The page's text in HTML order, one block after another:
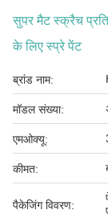
सुपर मैट स्क्रैच
के लिए स्प्रे पेंट
ब्रांड नाम:
मॉडल संख्या:
एमओक्यू:
कीमत:
पैकेजिंग विवरण: